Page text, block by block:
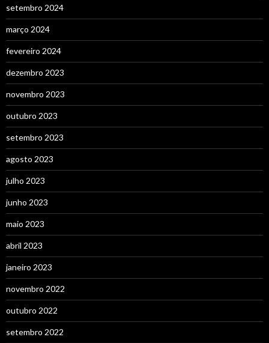
setembro 2024
março 2024
fevereiro 2024
dezembro 2023
novembro 2023
outubro 2023
setembro 2023
agosto 2023
julho 2023
junho 2023
maio 2023
abril 2023
janeiro 2023
novembro 2022
outubro 2022
setembro 2022